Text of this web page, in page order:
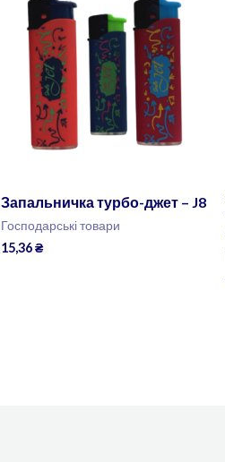
Запальничка турбо-джет – J8
Господарські товари
15,36₴